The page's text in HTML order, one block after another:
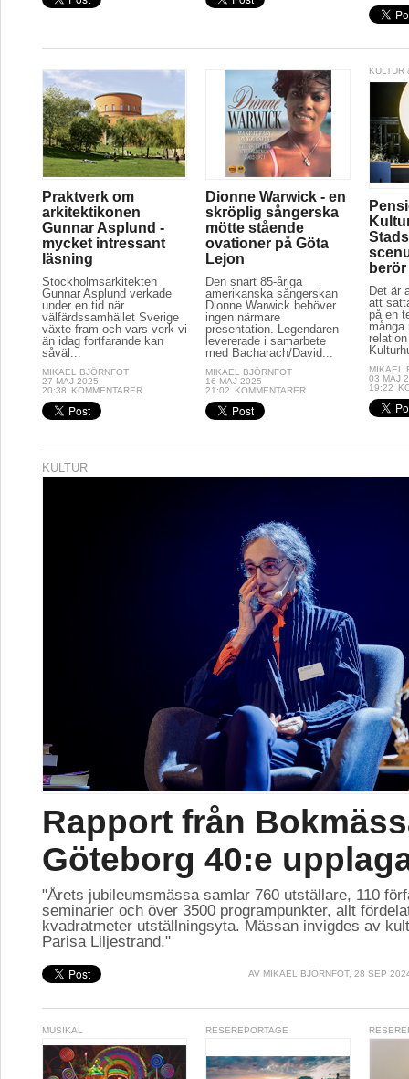
Praktverk om
arkitektikonen
Gunnar Asplund -
mycket intressant
läsning
Stockholmsarkitekten
Gunnar Asplund verkade
under en tid när
välfärdssamhället Sverige
växte fram och vars verk vi
än idag fortfarande kan
såväl...
MIKAEL BJÖRNFOT
27 MAJ 2025
20:38
KOMMENTARER
Dionne Warwick - en
skröplig sångerska
mötte stående
ovationer på Göta
Lejon
Den snart 85-åriga
amerikanska sångerskan
Dionne Warwick behöver
ingen närmare
presentation. Legendaren
levererade i samarbete
med Bacharach/David...
MIKAEL BJÖRNFOT
16 MAJ 2025
21:02
KOMMENTARER
KULTUR
berör
Det är
att
på en
många
MIKAEL
03 MAJ
19:22
KULTUR
Rapport från
Göteborg 40:e
"Årets jubileumsmässa samlar 760 utställare, 110
seminarier och över 3500 programpunkter, allt
kvadratmeter utställningsyta. Mässan invigdes av
Parisa Liljestrand."
AV MIKAEL BJÖRNFOT, 28 SEP
MUSIKAL RESEREPORTAGE